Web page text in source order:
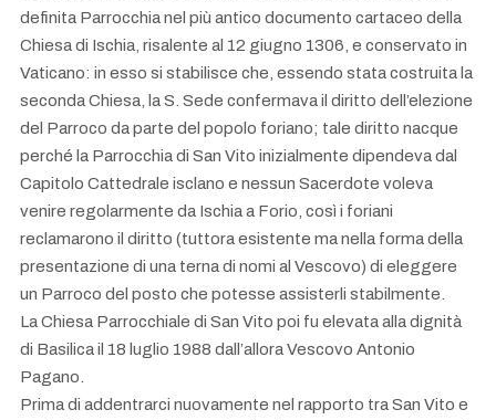
definita Parrocchia nel più antico documento cartaceo della
Chiesa di Ischia, risalente al 12 giugno 1306, e conservato in
Vaticano: in esso si stabilisce che, essendo stata costruita la
seconda Chiesa, la S. Sede confermava il diritto dell’elezione
del Parroco da parte del popolo foriano; tale diritto nacque
perché la Parrocchia di San Vito inizialmente dipendeva dal
Capitolo Cattedrale isclano e nessun Sacerdote voleva
venire regolarmente da Ischia a Forio, così i foriani
reclamarono il diritto (tuttora esistente ma nella forma della
presentazione di una terna di nomi al Vescovo) di eleggere
un Parroco del posto che potesse assisterli stabilmente.
La Chiesa Parrocchiale di San Vito poi fu elevata alla dignità
di Basilica il 18 luglio 1988 dall’allora Vescovo Antonio
Pagano.
Prima di addentrarci nuovamente nel rapporto tra San Vito e